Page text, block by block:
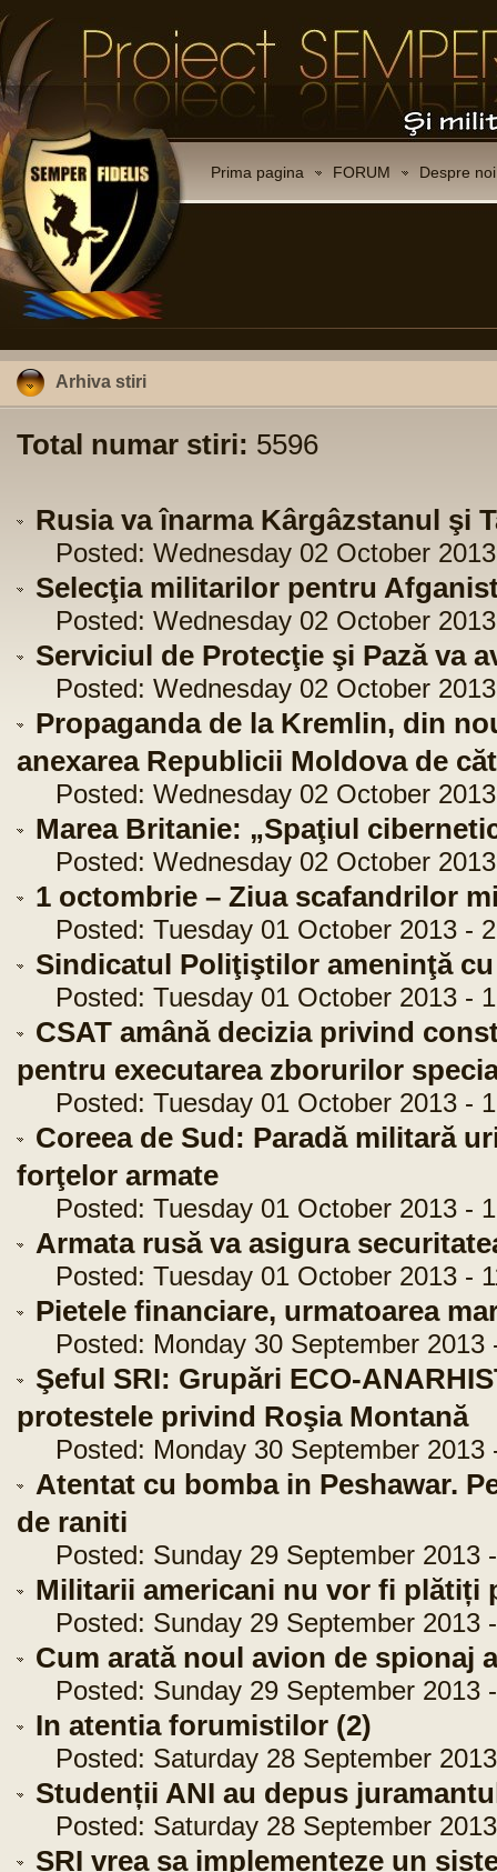
Prima pagina FORUM Despre noi
Arhiva stiri
Total numar stiri: 5596
Rusia va înarma Kârgâzstanul şi
Posted: Wednesday 02 October
Selecţia militarilor pentru
Posted: Wednesday 02 October
Serviciul de Protecţie şi Pază va
Posted: Wednesday 02 October
Propaganda de la Kremlin, din
anexarea Republicii Moldova de
Posted: Wednesday 02 October
Marea Britanie: „Spaţiul
Posted: Wednesday 02 October 2013
1 octombrie – Ziua scafandrilor
Posted: Tuesday 01 October 2013 -
Sindicatul Poliţiştilor ameninţă
Posted: Tuesday 01 October 2013 -
CSAT amână decizia privind
pentru executarea zborurilor
Posted: Tuesday 01 October 2013 -
Coreea de Sud: Paradă militară
forţelor armate
Posted: Tuesday 01 October 2013 -
Armata rusă va asigura
Posted: Tuesday 01 October 2013 -
Pietele financiare, urmatoarea
Posted: Monday 30 September 2013
Şeful SRI: Grupări ECO-
protestele privind Roşia Montană
Posted: Monday 30 September 2013
Atentat cu bomba in Peshawar.
de raniti
Posted: Sunday 29 September 2013
Militarii americani nu vor fi plătiți
Posted: Sunday 29 September 2013
Cum arată noul avion de spionaj
Posted: Sunday 29 September 2013
In atentia forumistilor (2)
Posted: Saturday 28 September
Studenții ANI au depus
Posted: Saturday 28 September
SRI vrea sa implementeze un